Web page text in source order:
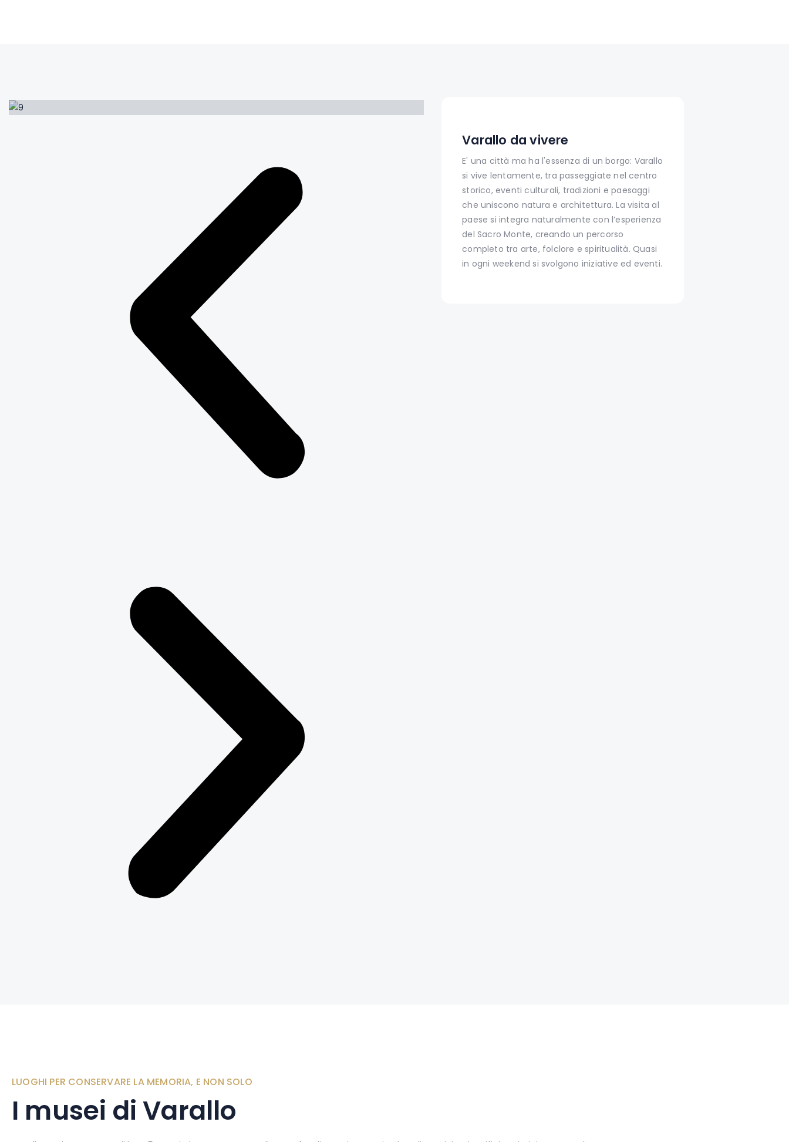
Varallo da vivere
E' una città ma ha l'essenza di un borgo: Varallo
si vive lentamente, tra passeggiate nel centro
storico, eventi culturali, tradizioni e paesaggi
che uniscono natura e architettura. La visita al
paese si integra naturalmente con l’esperienza
del Sacro Monte, creando un percorso
completo tra arte, folclore e spiritualità. Quasi
in ogni weekend si svolgono iniziative ed eventi.
LUOGHI PER CONSERVARE LA MEMORIA, E NON SOLO
I musei di Varallo